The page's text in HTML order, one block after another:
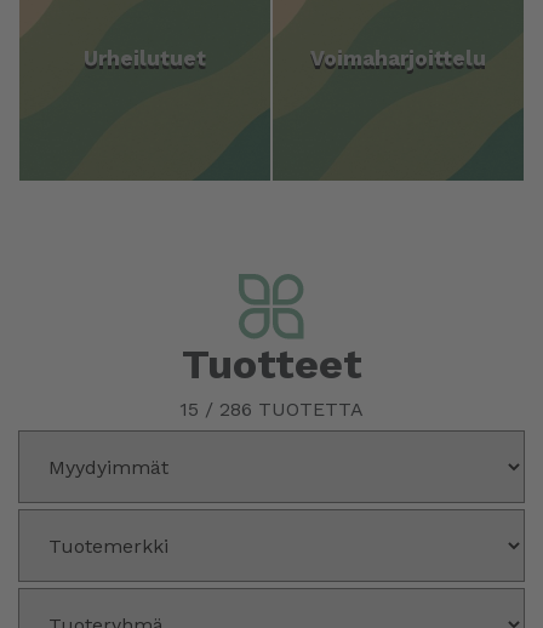
Urheilutuet Voimaharjoittelu
Tuotteet
15 / 286 TUOTETTA